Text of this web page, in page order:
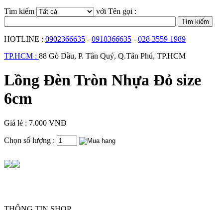
Tìm kiếm
với Tên gọi :
HOTLINE : 0902366635 - 0918366635 - 028 3559 1989
TP.HCM : 88 Gò Dầu, P. Tân Quý, Q.Tân Phú, TP.HCM
Lồng Đèn Tròn Nhựa Đỏ size
6cm
Giá lẻ : 7.000 VNĐ
Chọn số lượng :